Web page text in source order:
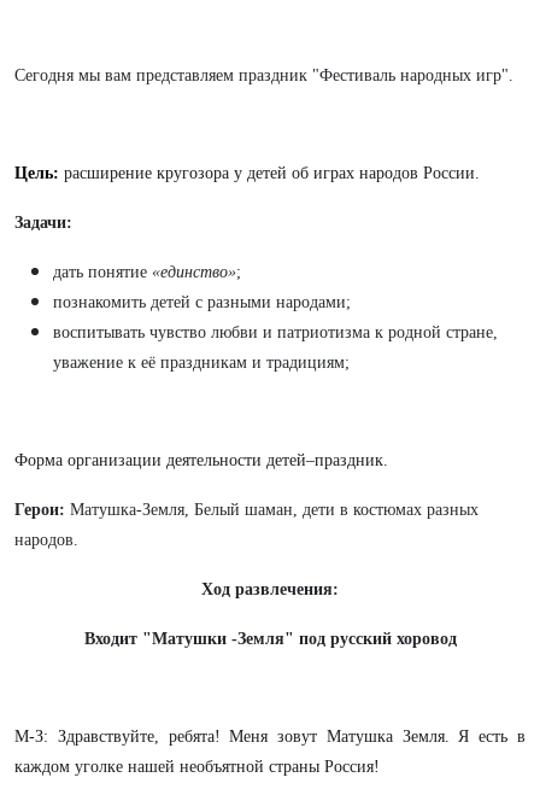
Сегодня мы вам представляем праздник "Фестиваль народных игр".
Цель:расширение кругозора у детей об играх народов России.
Задачи:
дать понятие «единство»;
познакомить детей с разными народами;
воспитывать чувство любви и патриотизма к родной стране,
уважение к её праздникам и традициям;
Форма организации деятельности детей–праздник.
Герои: Матушка-Земля, Белый шаман, дети в костюмах разных
народов.
Ход развлечения:
Входит "Матушки -Земля" под русский хоровод
М-З: Здравствуйте, ребята! Меня зовут Матушка Земля. Я есть в
каждом уголке нашей необъятной страны Россия!